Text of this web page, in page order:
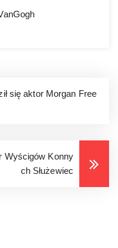
się aktor Morgan Free
Wyścigów Konny
ch Służewiec